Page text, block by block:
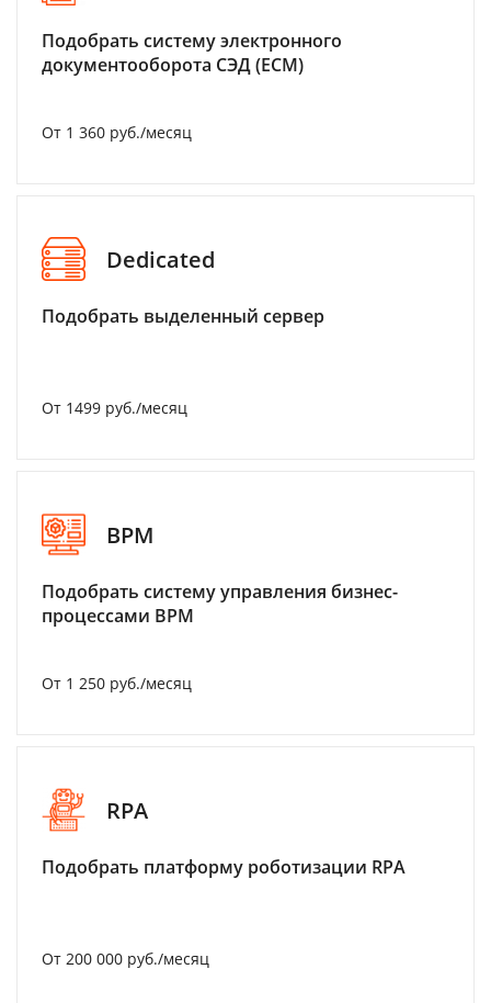
Подобрать систему электронного
документооборота СЭД (ECM)
От 1 360 руб./месяц
Dedicated
Подобрать выделенный сервер
От 1499 руб./месяц
BPM
Подобрать систему управления бизнес-
процессами BPM
От 1 250 руб./месяц
RPA
Подобрать платформу роботизации RPA
От 200 000 руб./месяц